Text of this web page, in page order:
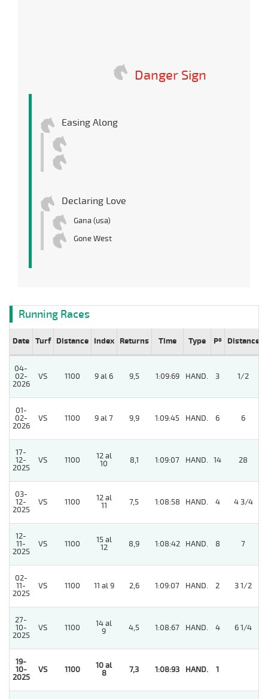
Danger Sign
Easing Along
Declaring Love
Gana (usa)
Gone West
Running Races
Date Turf Distance Index Returns Time Type Pº Distance
04-
02-
2026
VS 1100 9 al 6 9,5 1:09:69 HAND. 3 1/2
01-
02-
2026
VS 1100 9 al 7 9,9 1:09:45 HAND. 6 6
17-
12-
2025
VS 1100
12 al
10
8,1 1:09:07 HAND. 14 28
03-
12-
2025
VS 1100
12 al
11
7,5 1:08:58 HAND. 4 4 3/4
12-
11-
2025
VS 1100
15 al
12
8,9 1:08:42 HAND. 8 7
02-
11-
2025
VS 1100 11 al 9 2,6 1:09:07 HAND. 2 3 1/2
27-
10-
2025
VS 1100
14 al
9
4,5 1:08:67 HAND. 4 6 1/4
19-
10-
2025
VS 1100
10 al
8
7,3 1:08:93 HAND. 1